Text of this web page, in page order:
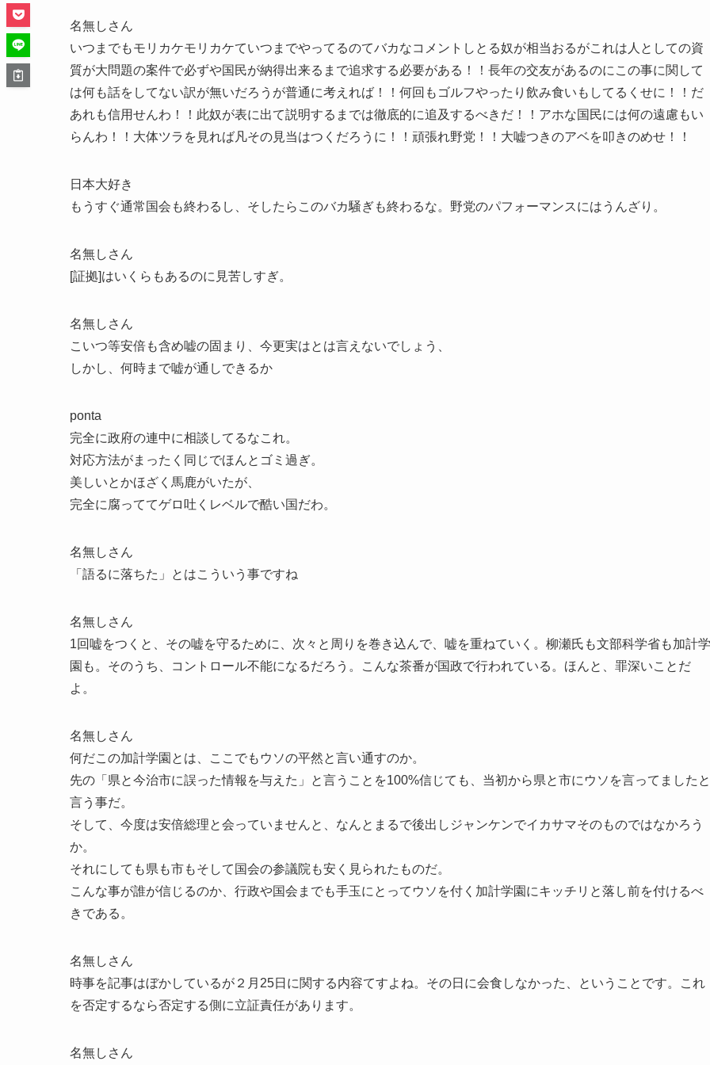
名無しさん
いつまでもモリカケモリカケていつまでやってるのてバカなコメントしとる奴が相当おるがこれは人としての資
質が大問題の案件で必ずや国民が納得出来るまで追求する必要がある！！長年の交友があるのにこの事に関して
は何も話をしてない訳が無いだろうが普通に考えれば！！何回もゴルフやったり飲み食いもしてるくせに！！だ
あれも信用せんわ！！此奴が表に出て説明するまでは徹底的に追及するべきだ！！アホな国民には何の遠慮もい
らんわ！！大体ツラを見れば凡その見当はつくだろうに！！頑張れ野党！！大嘘つきのアベを叩きのめせ！！
日本大好き
もうすぐ通常国会も終わるし、そしたらこのバカ騒ぎも終わるな。野党のパフォーマンスにはうんざり。
名無しさん
[証拠]はいくらもあるのに見苦しすぎ。
名無しさん
こいつ等安倍も含め嘘の固まり、今更実はとは言えないでしょう、
しかし、何時まで嘘が通しできるか
ponta
完全に政府の連中に相談してるなこれ。
対応方法がまったく同じでほんとゴミ過ぎ。
美しいとかほざく馬鹿がいたが、
完全に腐っててゲロ吐くレベルで酷い国だわ。
名無しさん
「語るに落ちた」とはこういう事ですね
名無しさん
1回嘘をつくと、その嘘を守るために、次々と周りを巻き込んで、嘘を重ねていく。柳瀬氏も文部科学省も加計学
園も。そのうち、コントロール不能になるだろう。こんな茶番が国政で行われている。ほんと、罪深いことだ
よ。
名無しさん
何だこの加計学園とは、ここでもウソの平然と言い通すのか。
先の「県と今治市に誤った情報を与えた」と言うことを100%信じても、当初から県と市にウソを言ってましたと
言う事だ。
そして、今度は安倍総理と会っていませんと、なんとまるで後出しジャンケンでイカサマそのものではなかろう
か。
それにしても県も市もそして国会の参議院も安く見られたものだ。
こんな事が誰が信じるのか、行政や国会までも手玉にとってウソを付く加計学園にキッチリと落し前を付けるべ
きである。
名無しさん
時事を記事はぼかしているが２月25日に関する内容てすよね。その日に会食しなかった、ということです。これ
を否定するなら否定する側に立証責任があります。
名無しさん